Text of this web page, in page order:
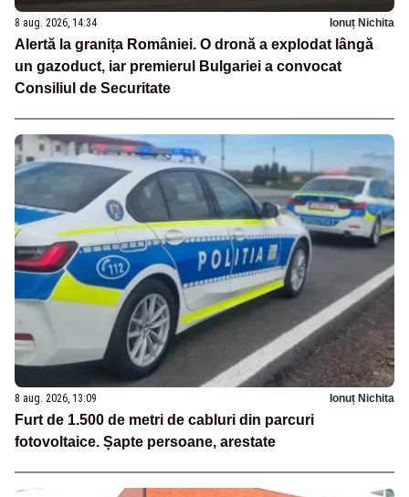
8 aug. 2026, 14:34 Ionuț Nichita
Alertă la granița României. O dronă a explodat lângă
un gazoduct, iar premierul Bulgariei a convocat
Consiliul de Securitate
8 aug. 2026, 13:09 Ionuț Nichita
Furt de 1.500 de metri de cabluri din parcuri
fotovoltaice. Șapte persoane, arestate